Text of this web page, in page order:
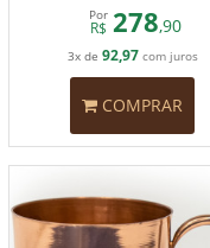
Por
R$ 278,90
3x de 92,97com juros
COMPRAR